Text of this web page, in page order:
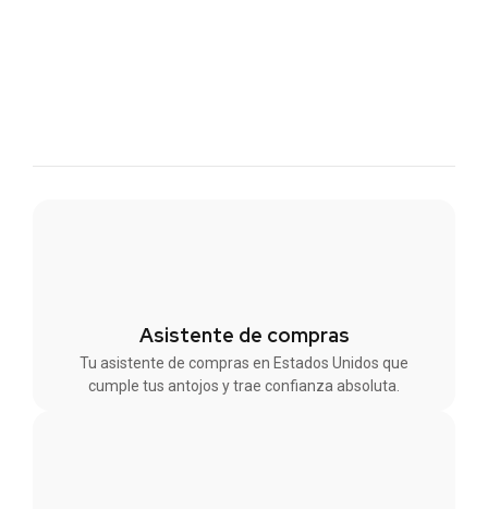
Asistente de compras
Tu asistente de compras en Estados Unidos que
cumple tus antojos y trae confianza absoluta.